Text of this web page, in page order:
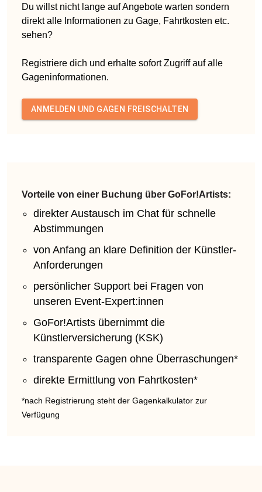
Du willst nicht lange auf Angebote warten sondern
direkt alle Informationen zu Gage, Fahrtkosten etc.
sehen?
Registriere dich und erhalte sofort Zugriff auf alle
Gageninformationen.
ANMELDEN UND GAGEN FREISCHALTEN
Vorteile von einer Buchung über GoFor!Artists:
direkter Austausch im Chat für schnelle
Abstimmungen
von Anfang an klare Definition der Künstler-
Anforderungen
persönlicher Support bei Fragen von
unseren Event-Expert:innen
GoFor!Artists übernimmt die
Künstlerversicherung (KSK)
transparente Gagen ohne Überraschungen*
direkte Ermittlung von Fahrtkosten*
*nach Registrierung steht der Gagenkalkulator zur
Verfügung